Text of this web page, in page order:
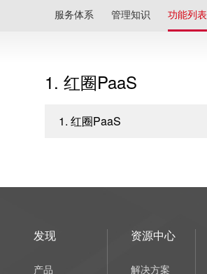
服务体系 管理知识 功能列表
1. 红圈PaaS
1. 红圈PaaS
发现
产品
资源中心
解决方案